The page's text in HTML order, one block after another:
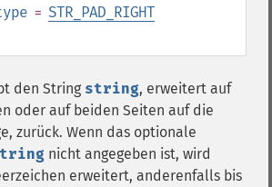
= STR_PAD_RIGHT
den String string, erweitert auf
oder auf beiden Seiten auf die
zurück. Wenn das optionale
nicht angegeben ist, wird
erweitert, anderenfalls bis